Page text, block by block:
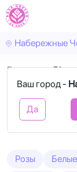
Набережные
Ваш город -
Да
Главная 51
51 Роза
Розы Белые